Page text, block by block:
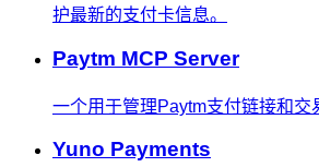
护最新的支付卡信息。
Paytm MCP Server
一个用于管理Paytm支付链接和交
Yuno Payments